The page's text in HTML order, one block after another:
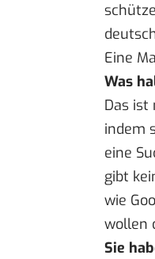
Eine
Was
Das ist
indem
eine
gibt
wie
wollen
Sie